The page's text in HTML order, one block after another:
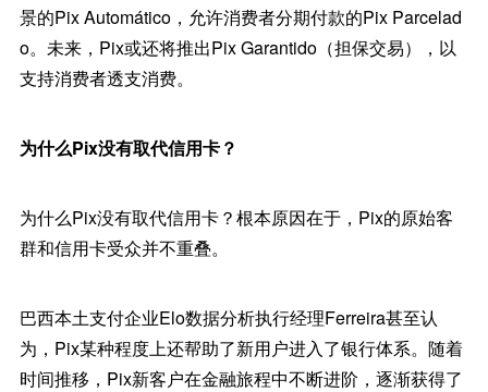
景的Pix Automático，允许消费者分期付款的Pix Parcelad
o。未来，Pix或还将推出Pix Garantido（担保交易），以
支持消费者透支消费。
为什么Pix没有取代信用卡？
为什么Pix没有取代信用卡？根本原因在于，Pix的原始客
群和信用卡受众并不重叠。
巴西本土支付企业Elo数据分析执行经理Ferreira甚至认
为，Pix某种程度上还帮助了新用户进入了银行体系。随着
时间推移，Pix新客户在金融旅程中不断进阶，逐渐获得了